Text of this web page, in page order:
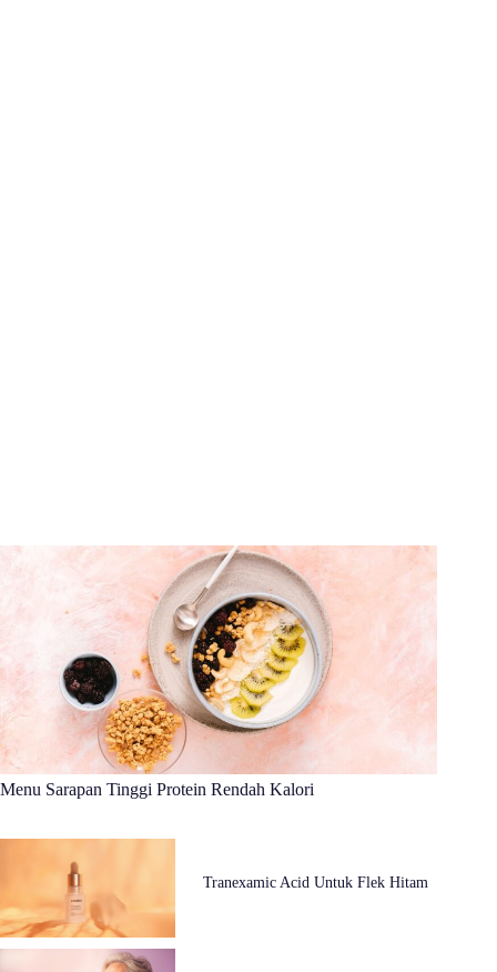
Menu Sarapan Tinggi Protein Rendah Kalori
Tranexamic Acid Untuk Flek Hitam